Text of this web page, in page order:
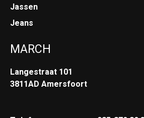
Jassen
Jeans
MARCH
Langestraat 101
3811AD Amersfoort